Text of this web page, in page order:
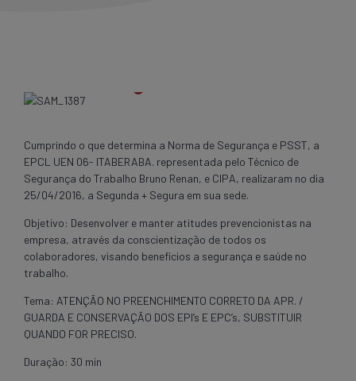
Cumprindo o que determina a Norma de Segurança e PSST, a
EPCL UEN 06- ITABERABA. representada pelo Técnico de
Segurança do Trabalho Bruno Renan, e CIPA, realizaram no dia
25/04/2016, a Segunda + Segura em sua sede.
Objetivo: Desenvolver e manter atitudes prevencionistas na
empresa, através da conscientização de todos os
colaboradores, visando benefícios a segurança e saúde no
trabalho.
Tema: ATENÇÃO NO PREENCHIMENTO CORRETO DA APR. /
GUARDA E CONSERVAÇÃO DOS EPI’s E EPC’s, SUBSTITUIR
QUANDO FOR PRECISO.
Duração: 30 min